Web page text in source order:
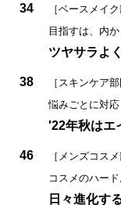
34
［ベースメイク
目指すは、内か
ツヤサラよ
38
［スキンケア部
悩みごとに対応
'22年秋はエ
46
［メンズコスメ
コスメのハー
日々進化す